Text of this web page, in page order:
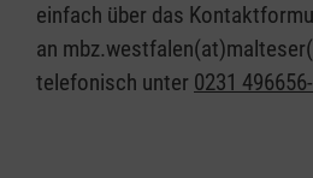
einfach über das
an
telefonisch unter 0231